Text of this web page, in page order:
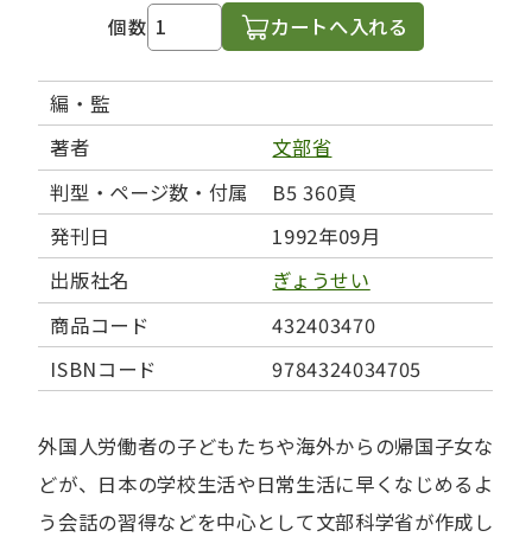
個数
カートへ入れる
編・監
著者
文部省
判型・ページ数・付属
B5 360頁
発刊日
1992年09月
出版社名
ぎょうせい
商品コード
432403470
ISBNコード
9784324034705
外国人労働者の子どもたちや海外からの帰国子女な
どが、日本の学校生活や日常生活に早くなじめるよ
う会話の習得などを中心として文部科学省が作成し